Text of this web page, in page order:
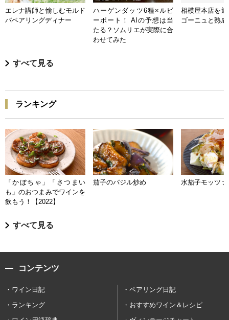
エレナ講師と愉しむモルド
バペアリングディナー
ハーゲンダッツ6種×ルビ
ーポート！ AIの予想は当
たる？ソムリエが実際に合
わせてみた
相模屋本店を
ゴーニュと熟
すべて見る
ランキング
「かぼちゃ」「さつまい
も」のおつまみでワインを
飲もう！【2022】
茄子のバジル炒め 水茄子モッツァ
すべて見る
コンテンツ
ワイン日記
ペアリング日記
ランキング
おすすめワイン＆レシピ